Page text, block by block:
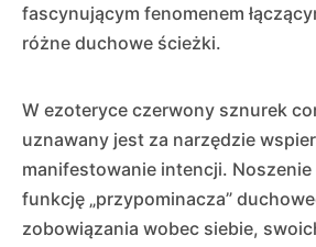
fascynującym fenomenem
różne duchowe ścieżki.
W ezoteryce czerwony sznurek
uznawany jest za narzędzie
manifestowanie intencji. Noszenie
funkcję „przypominacza”
zobowiązania wobec siebie,